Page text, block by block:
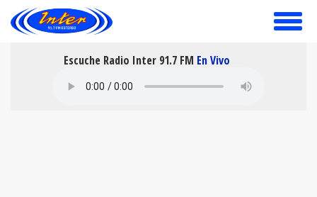
toggle
Escuche Radio Inter 91.7 FM En Vivo